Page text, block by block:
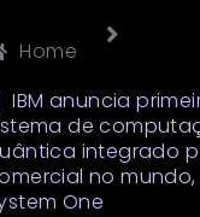
Home
IBM anuncia
de
integrado
no mundo,
One